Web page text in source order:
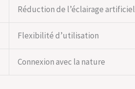
Réduction de l’éclairage artificiel
Flexibilité d’utilisation
Connexion avec la nature